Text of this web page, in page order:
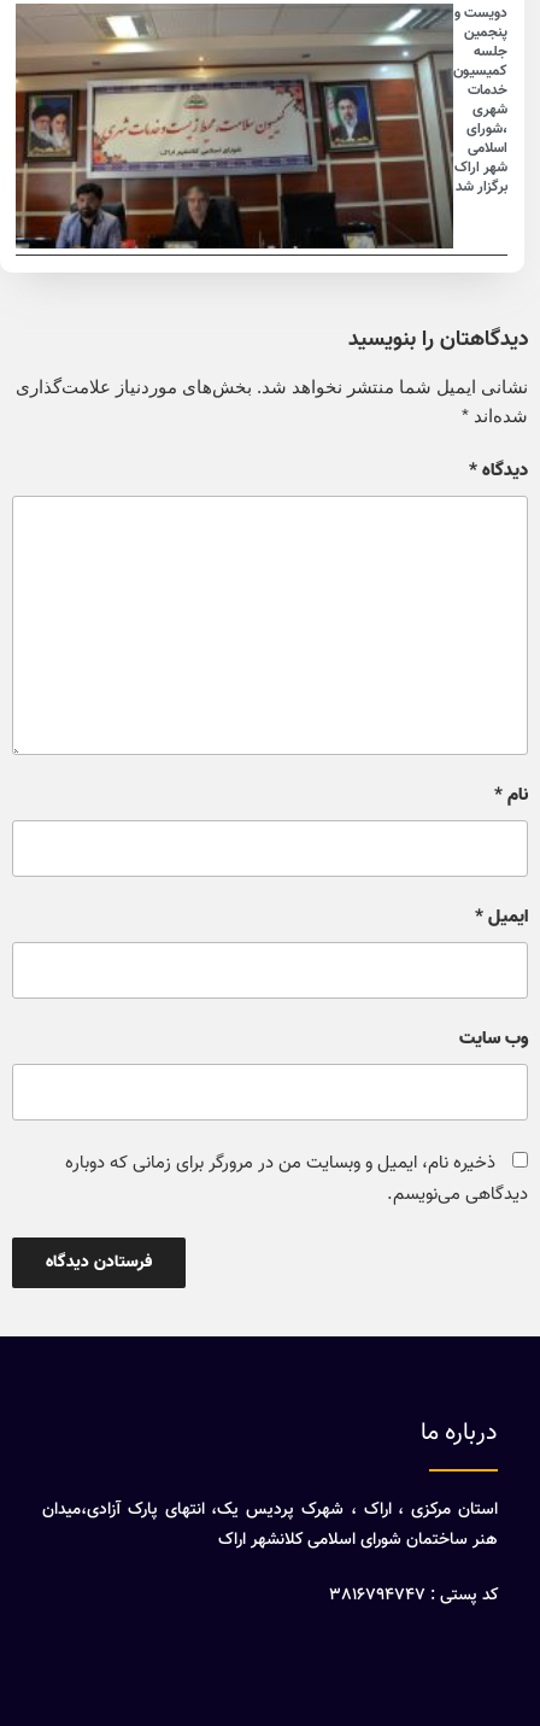
دویست و
پنجمین
جلسه
کمیسیون
خدمات
شهری
،شورای
اسلامی
شهر اراک
برگزار شد
دیدگاهتان را بنویسید
نشانی ایمیل شما منتشر نخواهد شد. بخش‌های موردنیاز علامت‌گذاری
شده‌اند*
دیدگاه*
نام*
ایمیل*
وب‌ سایت
ذخیره نام، ایمیل و وبسایت من در مرورگر برای زمانی که دوباره
دیدگاهی می‌نویسم.
درباره ما
استان مرکزی ، اراک ، شهرک پردیس یک، انتهای پارک آزادی،میدان
هنر ساختمان شورای اسلامی کلانشهر اراک
کد پستی : 3816794747